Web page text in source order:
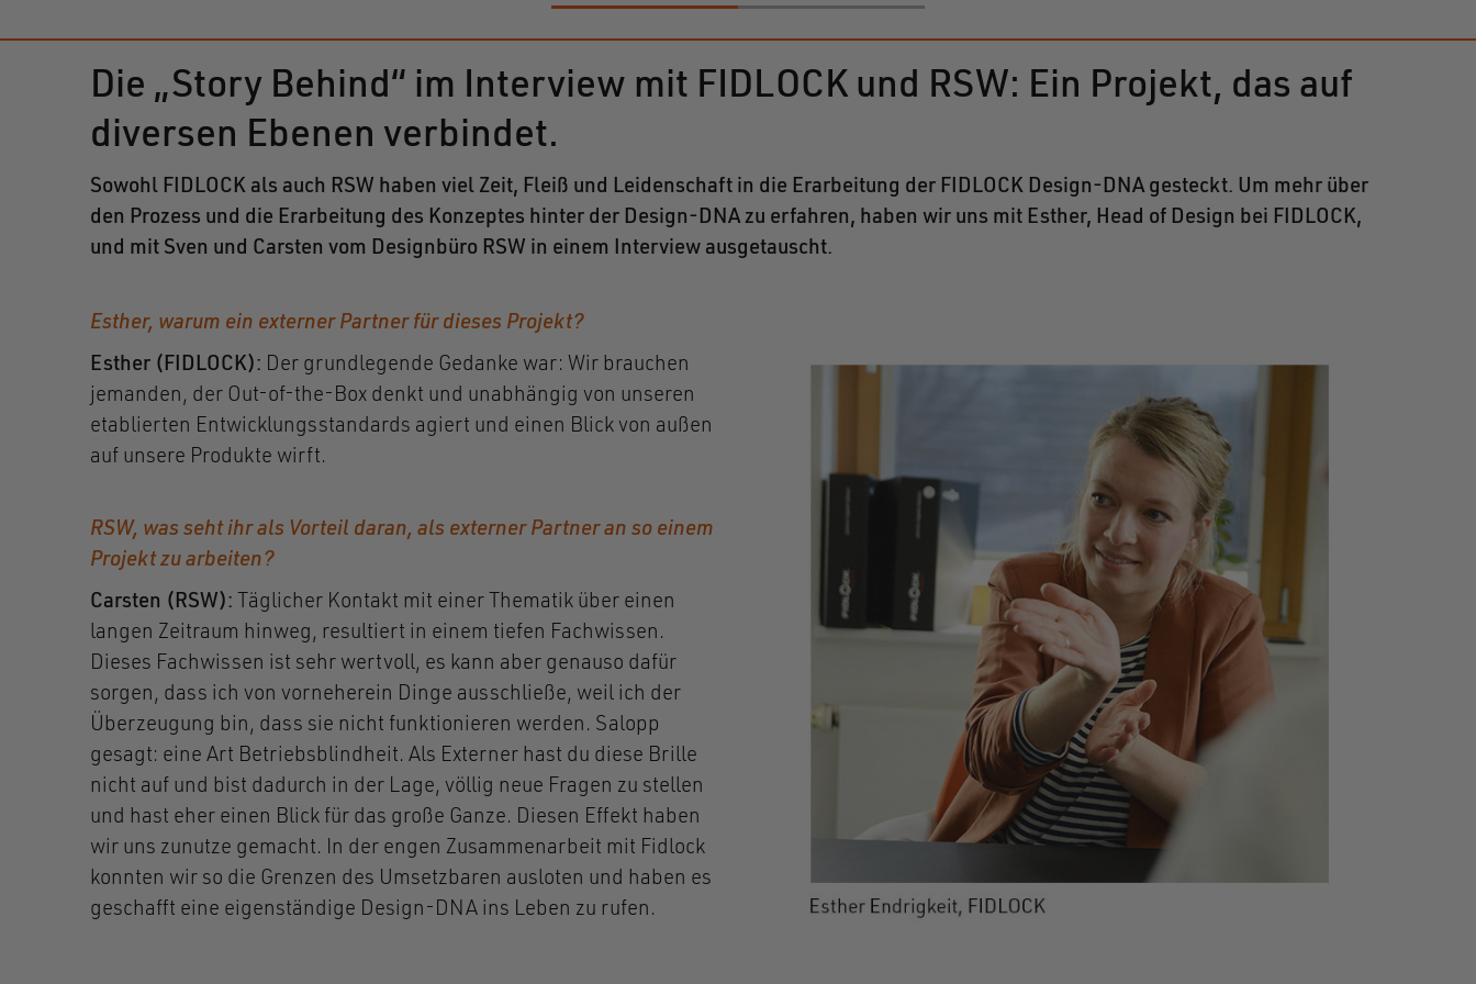
Die „Story Behind“ im Interview mit FIDLOCK und RSW: Ein Projekt, das auf
diversen Ebenen verbindet.
Sowohl FIDLOCK als auch RSW haben viel Zeit, Fleiß und Leidenschaft in die Erarbeitung der FIDLOCK Design-DNA gesteckt. Um mehr über
den Prozess und die Erarbeitung des Konzeptes hinter der Design-DNA zu erfahren, haben wir uns mit Esther, Head of Design bei FIDLOCK,
und mit Sven und Carsten vom Designbüro RSW in einem Interview ausgetauscht.
Esther, warum ein externer Partner für dieses Projekt?
Esther (FIDLOCK): Der grundlegende Gedanke war: Wir brauchen
jemanden, der Out-of-the-Box denkt und unabhängig von unseren
etablierten Entwicklungsstandards agiert und einen Blick von außen
auf unsere Produkte wirft.
RSW, was seht ihr als Vorteil daran, als externer Partner an so einem
Projekt zu arbeiten?
Carsten (RSW): Täglicher Kontakt mit einer Thematik über einen
langen Zeitraum hinweg, resultiert in einem tiefen Fachwissen.
Dieses Fachwissen ist sehr wertvoll, es kann aber genauso dafür
sorgen, dass ich von vorneherein Dinge ausschließe, weil ich der
Überzeugung bin, dass sie nicht funktionieren werden. Salopp
gesagt: eine Art Betriebsblindheit. Als Externer hast du diese Brille
nicht auf und bist dadurch in der Lage, völlig neue Fragen zu stellen
und hast eher einen Blick für das große Ganze. Diesen Effekt haben
wir uns zunutze gemacht. In der engen Zusammenarbeit mit Fidlock
konnten wir so die Grenzen des Umsetzbaren ausloten und haben es
geschafft eine eigenständige Design-DNA ins Leben zu rufen.